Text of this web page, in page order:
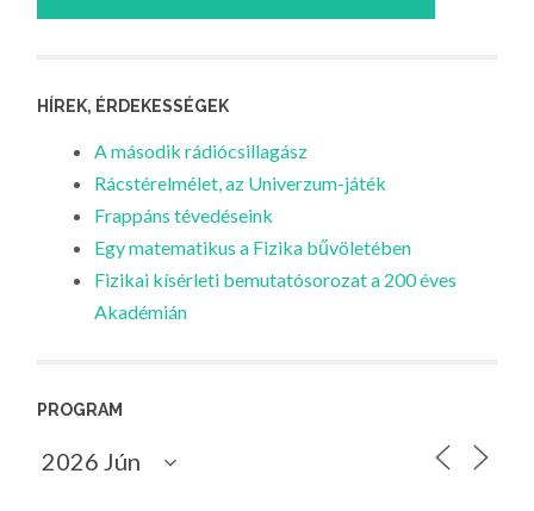
HÍREK, ÉRDEKESSÉGEK
A második rádiócsillagász
Rácstérelmélet, az Univerzum-játék
Frappáns tévedéseink
Egy matematikus a Fizika bűvöletében
Fizikai kísérleti bemutatósorozat a 200 éves
Akadémián
PROGRAM